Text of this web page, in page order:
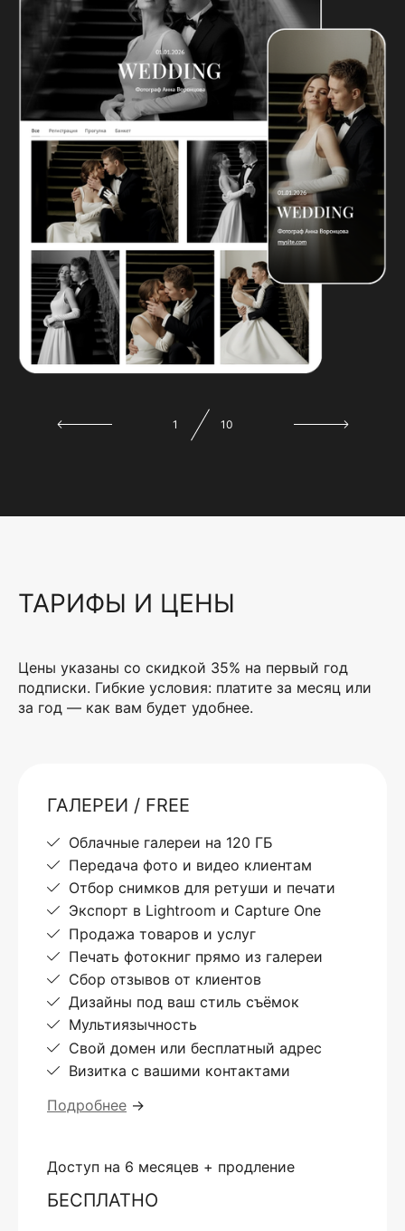
1 10
ТАРИФЫ И ЦЕНЫ
Цены указаны со скидкой 35% на первый год
подписки. Гибкие условия: платите за месяц или
за год — как вам будет удобнее.
ГАЛЕРЕИ / FREE
Облачные галереи на 120 ГБ
Передача фото и видео клиентам
Отбор снимков для ретуши и печати
Экспорт в Lightroom и Capture One
Продажа товаров и услуг
Печать фотокниг прямо из галереи
Сбор отзывов от клиентов
Дизайны под ваш стиль съёмок
Мультиязычность
Свой домен или бесплатный адрес
Визитка с вашими контактами
Подробнее →
Доступ на 6 месяцев + продление
БЕСПЛАТНО